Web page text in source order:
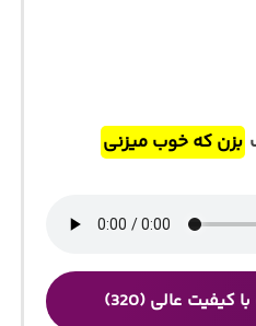
بزن که خوب میزنی
کیفیت عالی (320)